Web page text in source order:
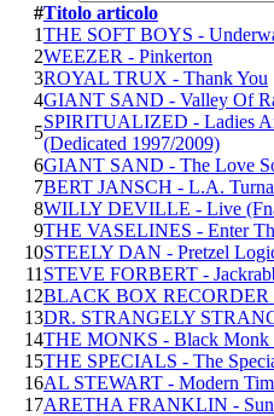
#Titolo articolo
1THE SOFT BOYS -
2WEEZER - Pinkerton
3ROYAL TRUX - Thank You
4GIANT SAND - Valley Of
5
SPIRITUALIZED - Ladies
(Dedicated 1997/2009)
6GIANT SAND - The Love
7BERT JANSCH - L.A.
8WILLY DEVILLE - Live
9THE VASELINES - Enter
10STEELY DAN - Pretzel
11 STEVE FORBERT -
12BLACK BOX RECORDER
13DR. STRANGELY
14THE MONKS - Black Monk
15THE SPECIALS - The
16AL STEWART - Modern
17ARETHA FRANKLIN -